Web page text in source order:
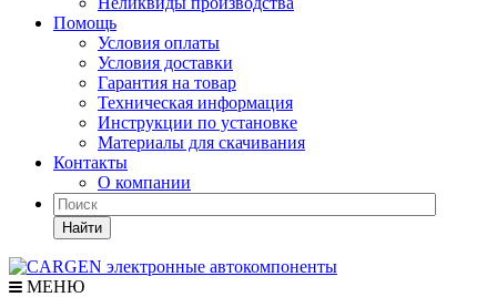
Помощь
Условия оплаты
Условия доставки
Гарантия на товар
Техническая информация
Инструкции по установке
Материалы для скачивания
Контакты
О компании
Найти
МЕНЮ